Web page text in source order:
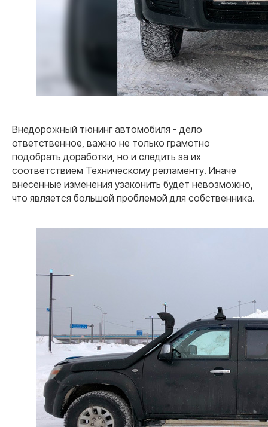
Внедорожный тюнинг автомобиля - дело
ответственное, важно не только грамотно
подобрать доработки, но и следить за их
соответствием Техническому регламенту. Иначе
внесенные изменения узаконить будет невозможно,
что является большой проблемой для собственника.